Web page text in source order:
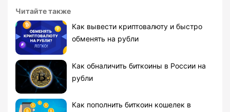
Читайте также
Как вывести криптовалюту и быстро
обменять на рубли
Как обналичить биткоины в России на
рубли
Как пополнить биткоин кошелек в